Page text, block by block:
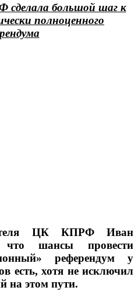
большой шаг к
полноценного
ЦК КПРФ Иван
что шансы провести
референдум у
есть, хотя не исключил
на этом пути.